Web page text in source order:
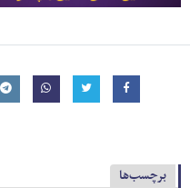
برچسب‌ها